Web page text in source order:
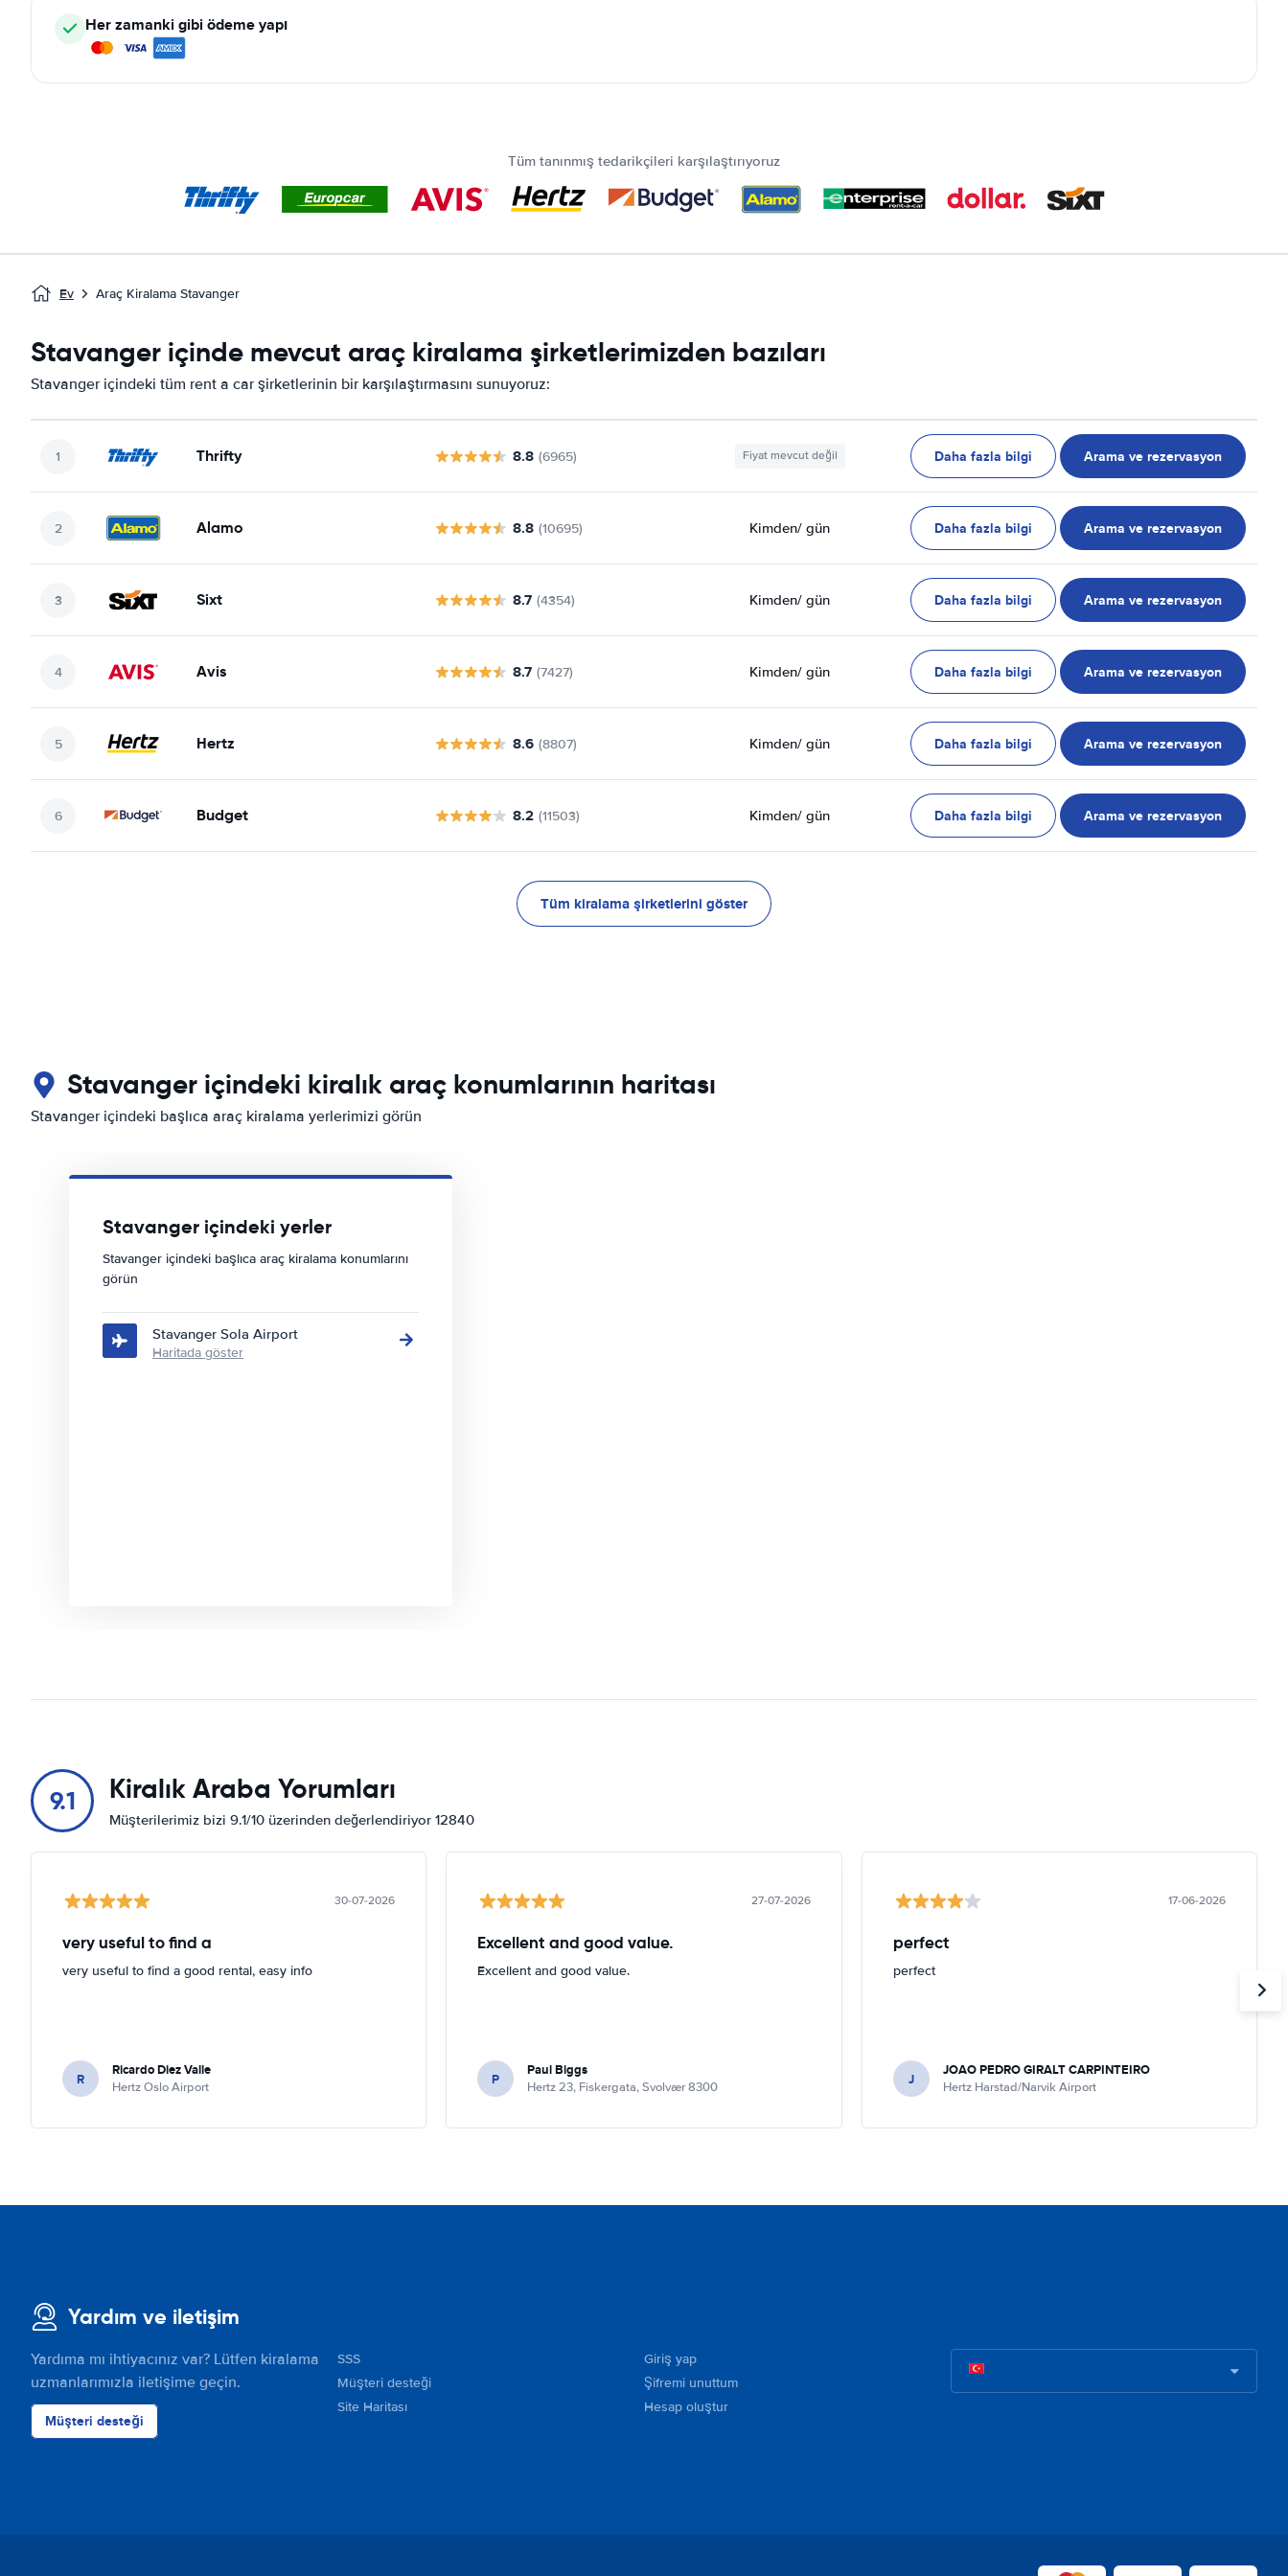
Her zamanki gibi ödeme yapı
Tüm tanınmış tedarikçileri karşılaştırıyoruz
Ev Araç Kiralama Stavanger
Stavanger içinde mevcut araç kiralama şirketlerimizden bazıları
Stavanger içindeki tüm rent a car şirketlerinin bir karşılaştırmasını sunuyoruz:
Thrifty 8.8 (6965) Fiyat mevcut değil Daha fazla bilgi Arama ve rezervasyon
Alamo 8.8 (10695) Kimden/ gün Daha fazla bilgi Arama ve rezervasyon
Sixt 8.7 (4354) Kimden/ gün Daha fazla bilgi Arama ve rezervasyon
Avis 8.7 (7427) Kimden/ gün Daha fazla bilgi Arama ve rezervasyon
Hertz 8.6 (8807) Kimden/ gün Daha fazla bilgi Arama ve rezervasyon
Budget 8.2 (11503) Kimden/ gün Daha fazla bilgi Arama ve rezervasyon
Tüm kiralama şirketlerini göster
Stavanger içindeki kiralık araç konumlarının haritası
Stavanger içindeki başlıca araç kiralama yerlerimizi görün
Stavanger içindeki yerler
Stavanger içindeki başlıca araç kiralama konumlarını
görün
Stavanger Sola Airport
Haritada göster
9.1 Kiralık Araba Yorumları
Müşterilerimiz bizi 9.1/10 üzerinden değerlendiriyor 12840
30-07-2026
very useful to find a
very useful to find a good rental, easy info
R Ricardo Diez Valle
Hertz Oslo Airport
27-07-2026
Excellent and good value.
Excellent and good value.
P Paul Biggs
Hertz 23, Fiskergata, Svolvær 8300
17-06-2026
perfect
perfect
J JOAO PEDRO GIRALT CARPINTEIRO
Hertz Harstad/Narvik Airport
Yardım ve iletişim
Yardıma mı ihtiyacınız var? Lütfen kiralama
uzmanlarımızla iletişime geçin.
Müşteri desteği
SSS
Müşteri desteği
Site Haritası
Giriş yap
Şifremi unuttum
Hesap oluştur